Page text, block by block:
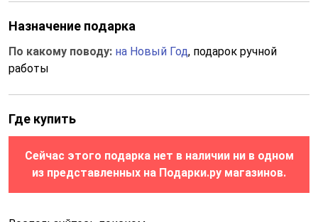
Назначение подарка
По какому поводу: на Новый Год, подарок ручной
работы
Где купить
Сейчас этого подарка нет в наличии ни в одном
из представленных на Подарки.ру магазинов.